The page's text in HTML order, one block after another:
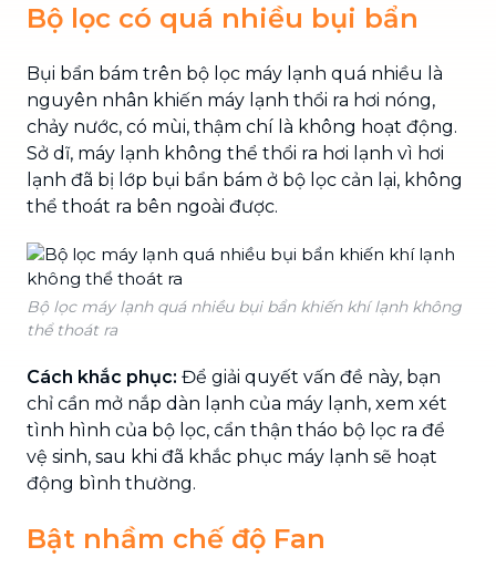
Bộ lọc có quá nhiều bụi bẩn
Bụi bẩn bám trên bộ lọc máy lạnh quá nhiều là
nguyên nhân khiến máy lạnh thổi ra hơi nóng,
chảy nước, có mùi, thậm chí là không hoạt động.
Sở dĩ, máy lạnh không thể thổi ra hơi lạnh vì hơi
lạnh đã bị lớp bụi bẩn bám ở bộ lọc cản lại, không
thể thoát ra bên ngoài được.
Bộ lọc máy lạnh quá nhiều bụi bẩn khiến khí lạnh không
thể thoát ra
Cách khắc phục: Để giải quyết vấn đề này, bạn
chỉ cần mở nắp dàn lạnh của máy lạnh, xem xét
tình hình của bộ lọc, cẩn thận tháo bộ lọc ra để
vệ sinh, sau khi đã khắc phục máy lạnh sẽ hoạt
động bình thường.
Bật nhầm chế độ Fan